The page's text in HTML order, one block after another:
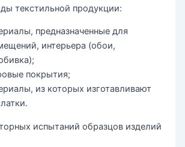
текстильной продукции:
предназначенные для
интерьера (обои,
покрытия;
из которых изготавливают
испытаний образцов изделий